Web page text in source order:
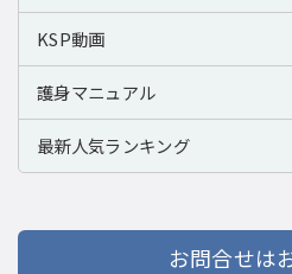
KSP動画
護身マニュアル
最新人気ランキング
お問合せは